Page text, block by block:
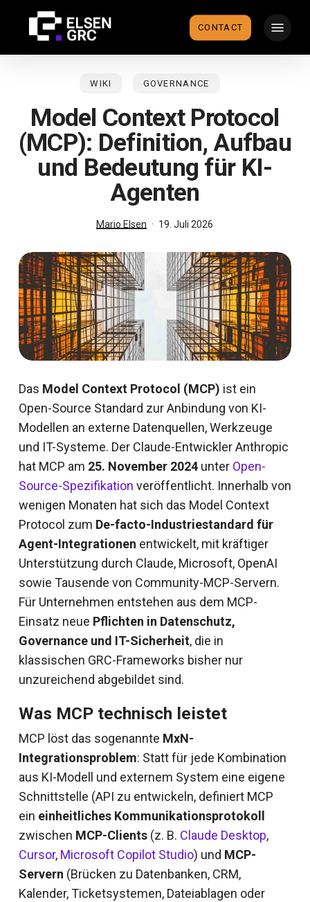
CONTACT
WIKI GOVERNANCE
Model Context Protocol
(MCP): Definition, Aufbau
und Bedeutung für KI-
Agenten
Mario Elsen 19. Juli 2026
Das Model Context Protocol (MCP) ist ein
Open-Source Standard zur Anbindung von KI-
Modellen an externe Datenquellen, Werkzeuge
und IT-Systeme. Der Claude-Entwickler Anthropic
hat MCP am 25. November 2024unter Open-
Source-Spezifikation veröffentlicht. Innerhalb von
wenigen Monaten hat sich das Model Context
Protocol zum De-facto-Industriestandard für
Agent-Integrationen entwickelt, mit kräftiger
Unterstützung durch Claude, Microsoft, OpenAI
sowie Tausende von Community-MCP-Servern.
Für Unternehmen entstehen aus dem MCP-
Einsatz neue Pflichten in Datenschutz,
Governance und IT-Sicherheit, die in
klassischen GRC-Frameworks bisher nur
unzureichend abgebildet sind.
Was MCP technisch leistet
MCP löst das sogenannte MxN-
Integrationsproblem: Statt für jede Kombination
aus KI-Modell und externem System eine eigene
Schnittstelle (API zu entwickeln, definiert MCP
ein einheitliches Kommunikationsprotokoll
zwischen MCP-Clients(z. B. Claude Desktop,
Cursor, Microsoft Copilot Studio) und MCP-
Servern (Brücken zu Datenbanken, CRM,
Kalender, Ticketsystemen, Dateiablagen oder